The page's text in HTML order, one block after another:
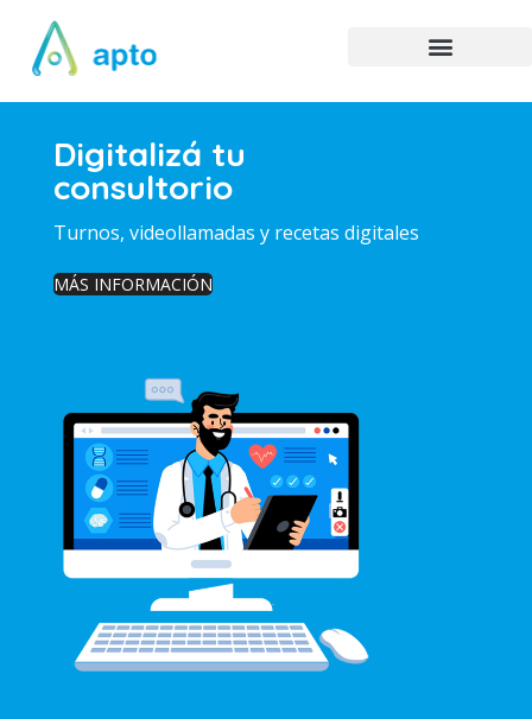
Digitalizá tu
consultorio
Turnos, videollamadas y recetas digitales
MÁS INFORMACIÓN